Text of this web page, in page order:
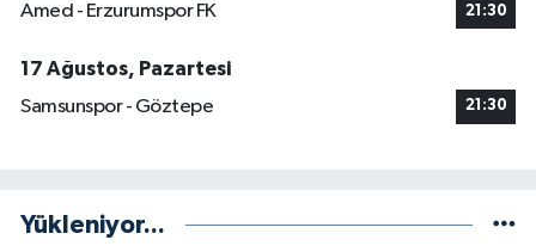
Amed - Erzurumspor FK 21:30
17 Ağustos, Pazartesi
Samsunspor - Göztepe
21:30
Yükleniyor...